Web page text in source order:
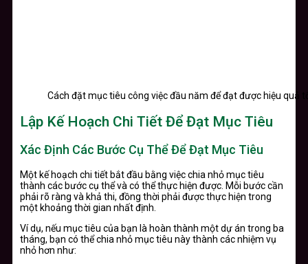
Cách đặt mục tiêu công việc đầu năm để đạt được hiệu quả
Lập Kế Hoạch Chi Tiết Để Đạt Mục Tiêu
Xác Định Các Bước Cụ Thể Để Đạt Mục Tiêu
Một kế hoạch chi tiết bắt đầu bằng việc chia nhỏ mục tiêu
thành các bước cụ thể và có thể thực hiện được. Mỗi bước cần
phải rõ ràng và khả thi, đồng thời phải được thực hiện trong
một khoảng thời gian nhất định.
Ví dụ, nếu mục tiêu của bạn là hoàn thành một dự án trong ba
tháng, bạn có thể chia nhỏ mục tiêu này thành các nhiệm vụ
nhỏ hơn như: